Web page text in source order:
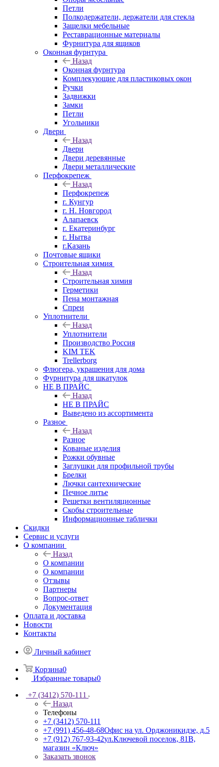
Петли
Полкодержатели, держатели для стекла
Защелки мебельные
Реставрационные материалы
Фурнитура для ящиков
Оконная фурнтура
Назад
Оконная фурнтура
Комплекующие для пластиковых окон
Ручки
Задвижки
Замки
Петли
Угольники
Двери
Назад
Двери
Двери деревянные
Двери металлические
Перфокрепеж
Назад
Перфокрепеж
г. Кунгур
г. Н. Новгород
Алапаевск
г. Екатеринбург
г. Нытва
г.Казань
Почтовые ящики
Строительная химия
Назад
Строительная химия
Герметики
Пена монтажная
Спреи
Уплотнители
Назад
Уплотнители
Производство Россия
KIM TEK
Trellerborg
Флюгера, украшения для дома
Фурнитура для шкатулок
НЕ В ПРАЙС
Назад
НЕ В ПРАЙС
Выведено из ассортимента
Разное
Назад
Разное
Кованые изделия
Рожки обувные
Заглушки для профильной трубы
Брелки
Лючки сантехнические
Печное литье
Решетки вентиляционные
Скобы строительные
Информационные таблички
Скидки
Сервис и услуги
О компании
Назад
О компании
О компании
Отзывы
Партнеры
Вопрос-ответ
Документация
Оплата и доставка
Новости
Контакты
Личный кабинет
Корзина0
Избранные товары0
+7 (3412) 570-111
Назад
Телефоны
+7 (3412) 570-111
+7 (991) 456-48-68Офис на ул. Орджоникидзе, д.5
+7 (912) 767-93-42ул.Ключевой поселок, 81В,
магазин «Ключ»
Заказать звонок